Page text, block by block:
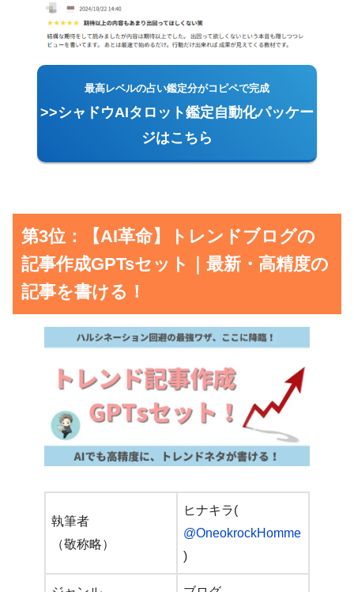
最高レベルの占い鑑定分がコピペで完成
>>シャドウAIタロット鑑定自動化パッケー
ジはこちら
第3位：【AI革命】トレンドブログの
記事作成GPTsセット｜最新・高精度の
記事を書ける！
執筆者
（敬称略）
ヒナキラ(
@OneokrockHomme
)